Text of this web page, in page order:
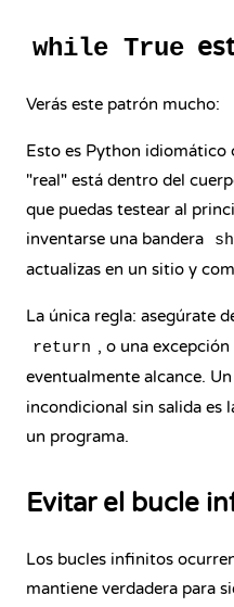
while True
Verás este patrón mucho:
Esto es Python idiomático
"real" está dentro del
que puedas testear al
inventarse una bandera
actualizas en un sitio y
La única regla: asegúrate
return , o una
eventualmente alcance. Un
incondicional sin salida es
un programa.
Evitar el bucle
Los bucles infinitos
mantiene verdadera para